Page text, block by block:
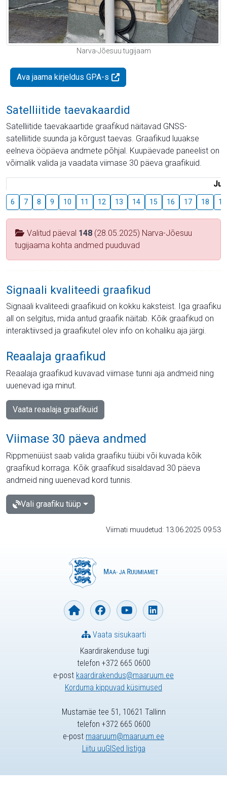
Narva-Jõesuu tugijaam
Ava jaama kirjeldus GPA-s
Satelliitide taevakaardid
Satelliitide taevakaartide graafikud näitavad GNSS-
satelliitide suunda ja kõrgust taevas. Graafikud luuakse
eelneva ööpäeva andmete põhjal. Kuupäevade paneelist on
võimalik valida ja vaadata viimase 30 päeva graafikuid.
6 7 8 9 10 11 12 13 14 15 16 17 18 19
Valitud päeval 148 (28.05.2025) Narva-Jõesuu
tugijaama kohta andmed puuduvad
Signaali kvaliteedi graafikud
Signaali kvaliteedi graafikuid on kokku kaksteist. Iga graafiku
all on selgitus, mida antud graafik näitab. Kõik graafikud on
interaktiivsed ja graafikutel olev info on kohaliku aja järgi.
Reaalaja graafikud
Reaalaja graafikud kuvavad viimase tunni aja andmeid ning
uuenevad iga minut.
Vaata reaalaja graafikuid
Viimase 30 päeva andmed
Rippmenüüst saab valida graafiku tüübi või kuvada kõik
graafikud korraga. Kõik graafikud sisaldavad 30 päeva
andmeid ning uuenevad kord tunnis.
Vali graafiku tüüp
Viimati muudetud: 13.06.2025 09:53
Kaardirakenduse tugi
telefon +372 665 0600
e-post kaardirakendus@maaruum.ee
Korduma kippuvad küsimused
Vaata sisukaarti
Mustamäe tee 51, 10621 Tallinn
telefon +372 665 0600
e-post maaruum@maaruum.ee
Liitu uuGISed listiga